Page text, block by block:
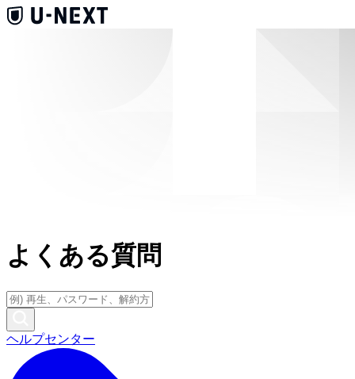
よくある質問
ヘルプセンター